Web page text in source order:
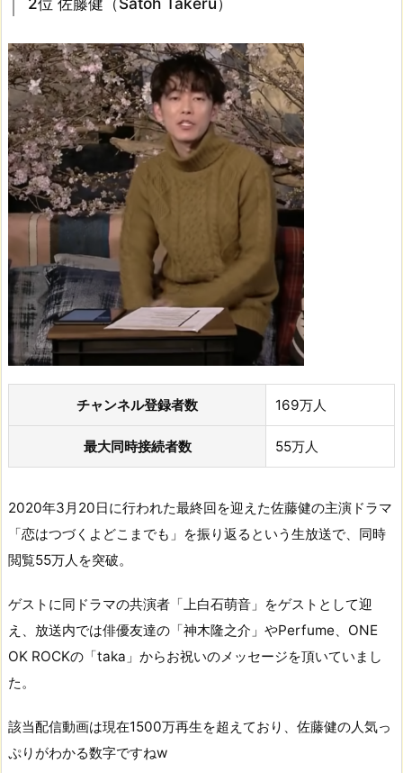
チャンネル登録者数 169万人
最大同時接続者数 55万人
2020年3月20日に行われた最終回を迎えた佐藤健の主演ドラマ
「恋はつづくよどこまでも」を振り返るという生放送で、同時
閲覧55万人を突破。
ゲストに同ドラマの共演者「上白石萌音」をゲストとして迎
え、放送内では俳優友達の「神木隆之介」やPerfume、ONE
OK ROCKの「taka」からお祝いのメッセージを頂いていまし
た。
該当配信動画は現在1500万再生を超えており、佐藤健の人気っ
ぷりがわかる数字ですねw